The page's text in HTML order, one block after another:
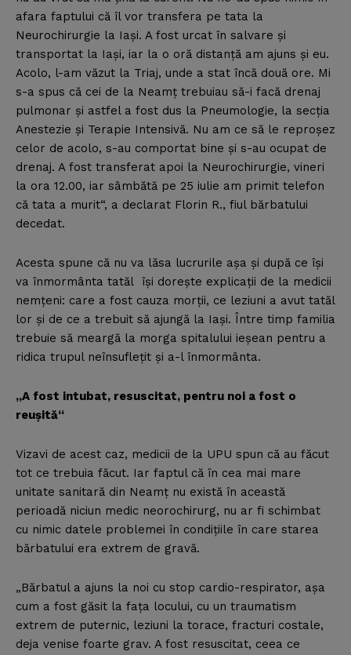
afara faptului că îl vor transfera pe tata la
Neurochirurgie la Iaşi. A fost urcat în salvare şi
transportat la Iaşi, iar la o oră distanţă am ajuns şi eu.
Acolo, l-am văzut la Triaj, unde a stat încă două ore. Mi
s-a spus că cei de la Neamţ trebuiau să-i facă drenaj
pulmonar şi astfel a fost dus la Pneumologie, la secţia
Anestezie şi Terapie Intensivă. Nu am ce să le reproşez
celor de acolo, s-au comportat bine şi s-au ocupat de
drenaj. A fost transferat apoi la Neurochirurgie, vineri
la ora 12.00, iar sâmbătă pe 25 iulie am primit telefon
că tata a murit“, a declarat Florin R., fiul bărbatului
decedat.
Acesta spune că nu va lăsa lucrurile aşa şi după ce îşi
va înmormânta tatăl îşi doreşte explicaţii de la medicii
nemţeni: care a fost cauza morţii, ce leziuni a avut tatăl
lor şi de ce a trebuit să ajungă la Iaşi. Între timp familia
trebuie să meargă la morga spitalului ieşean pentru a
ridica trupul neînsufleţit şi a-l înmormânta.
„A fost intubat, resuscitat, pentru noi a fost o
reuşită“
Vizavi de acest caz, medicii de la UPU spun că au făcut
tot ce trebuia făcut. Iar faptul că în cea mai mare
unitate sanitară din Neamţ nu există în această
perioadă niciun medic neorochirurg, nu ar fi schimbat
cu nimic datele problemei în condiţiile în care starea
bărbatului era extrem de gravă.
„Bărbatul a ajuns la noi cu stop cardio-respirator, aşa
cum a fost găsit la faţa locului, cu un traumatism
extrem de puternic, leziuni la torace, fracturi costale,
deja venise foarte grav. A fost resuscitat, ceea ce